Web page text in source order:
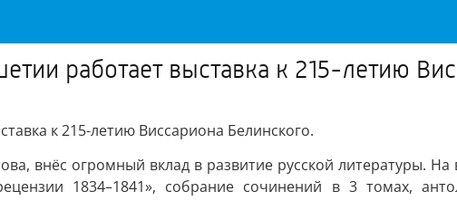
работает выставка к 215-летию
к 215-летию Виссариона Белинского.
внёс огромный вклад в развитие русской литературы.
1834–1841», собрание сочинений в 3 томах,